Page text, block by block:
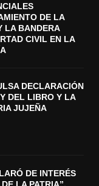
DE LA
LA BANDERA
CIVIL EN LA
DECLARACIÓN
DEL LIBRO Y LA
JUJEÑA
DE INTERÉS